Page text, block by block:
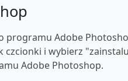
programu Adobe
czcionki i wybierz
Adobe Photoshop.